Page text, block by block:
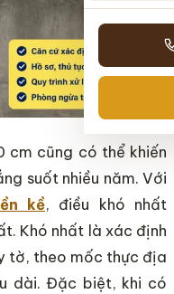
cm cũng có thể khiến
suốt nhiều năm. Với
kề, điều khó nhất
Khó nhất là xác định
tờ, theo mốc thực địa
dài. Đặc biệt, khi có